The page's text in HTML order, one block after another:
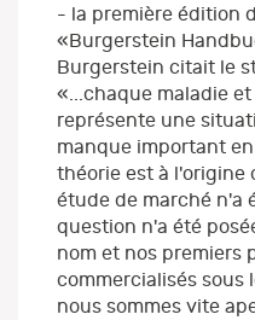
- la première édition
«Burgerstein
Burgerstein citait le
«...chaque maladie
représente une
manque important
théorie est à l'origine
étude de marché n'a
question n'a été
nom et nos premiers
commercialisés sous
nous sommes vite